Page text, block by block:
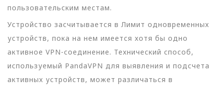
пользовательским местам.
Устройство засчитывается в Лимит одновременных
устройств, пока на нем имеется хотя бы одно
активное VPN-соединение. Технический способ,
используемый PandaVPN для выявления и подсчета
активных устройств, может различаться в